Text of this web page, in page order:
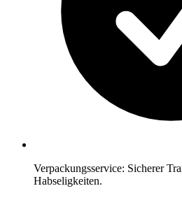
Verpackungsservice: Sicherer
Habseligkeiten.